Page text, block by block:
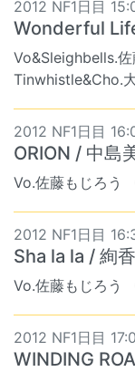
2012 NF1日目
Wonderful
Vo&Sleighbells.佐
Tinwhistle&Cho.
2012 NF1日目
ORION / 中島
Vo.佐藤もじろう
2012 NF1日目
Sha la la / 絢香
Vo.佐藤もじろう
2012 NF1日目
WINDING